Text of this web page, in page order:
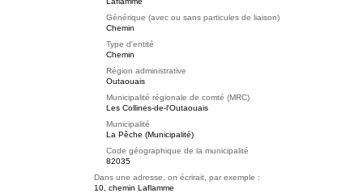
Générique (avec ou sans particules de liaison)
Chemin
Type d'entité
Chemin
Région administrative
Outaouais
Municipalité régionale de comté (MRC)
Les Collines-de-l'Outaouais
Municipalité
La Pêche (Municipalité)
Code géographique de la municipalité
82035
Dans une adresse, on écrirait, par exemple :
10, chemin Laflamme